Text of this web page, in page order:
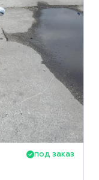
под заказ